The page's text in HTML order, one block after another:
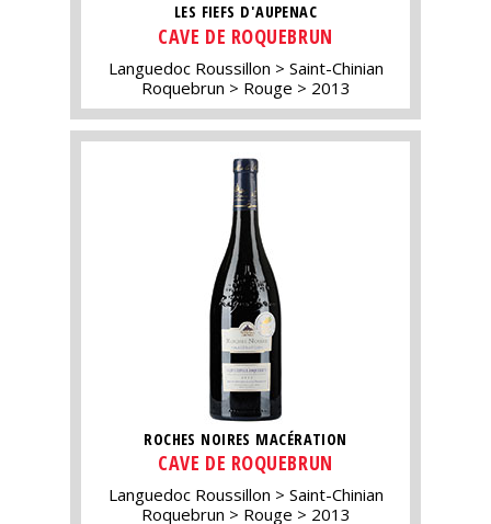
LES FIEFS D'AUPENAC
CAVE DE ROQUEBRUN
Languedoc Roussillon
Saint-Chinian
Roquebrun
Rouge 2013
ROCHES NOIRES MACÉRATION
CAVE DE ROQUEBRUN
Languedoc Roussillon
Saint-Chinian
Roquebrun
Rouge 2013